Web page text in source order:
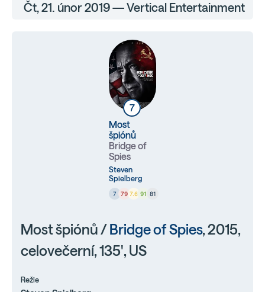
Čt, 21. únor 2019 — Vertical Entertainment
7
Most
špiónů
Bridge of
Spies
Steven
Spielberg
7 79 7.6 91 81
Most špiónů / Bridge of Spies, 2015,
celovečerní, 135', US
Režie